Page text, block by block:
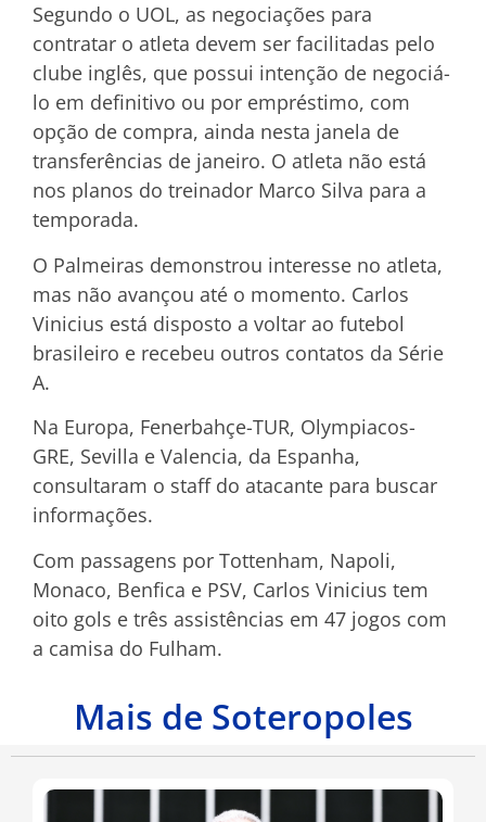
Segundo o UOL, as negociações para
contratar o atleta devem ser facilitadas pelo
clube inglês, que possui intenção de negociá-
lo em definitivo ou por empréstimo, com
opção de compra, ainda nesta janela de
transferências de janeiro. O atleta não está
nos planos do treinador Marco Silva para a
temporada.
O Palmeiras demonstrou interesse no atleta,
mas não avançou até o momento. Carlos
Vinicius está disposto a voltar ao futebol
brasileiro e recebeu outros contatos da Série
A.
Na Europa, Fenerbahçe-TUR, Olympiacos-
GRE, Sevilla e Valencia, da Espanha,
consultaram o staff do atacante para buscar
informações.
Com passagens por Tottenham, Napoli,
Monaco, Benfica e PSV, Carlos Vinicius tem
oito gols e três assistências em 47 jogos com
a camisa do Fulham.
Mais de Soteropoles